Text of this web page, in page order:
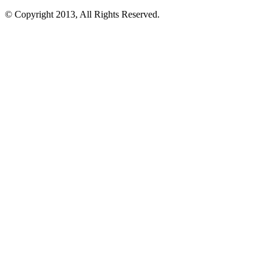
© Copyright 2013, All Rights Reserved.